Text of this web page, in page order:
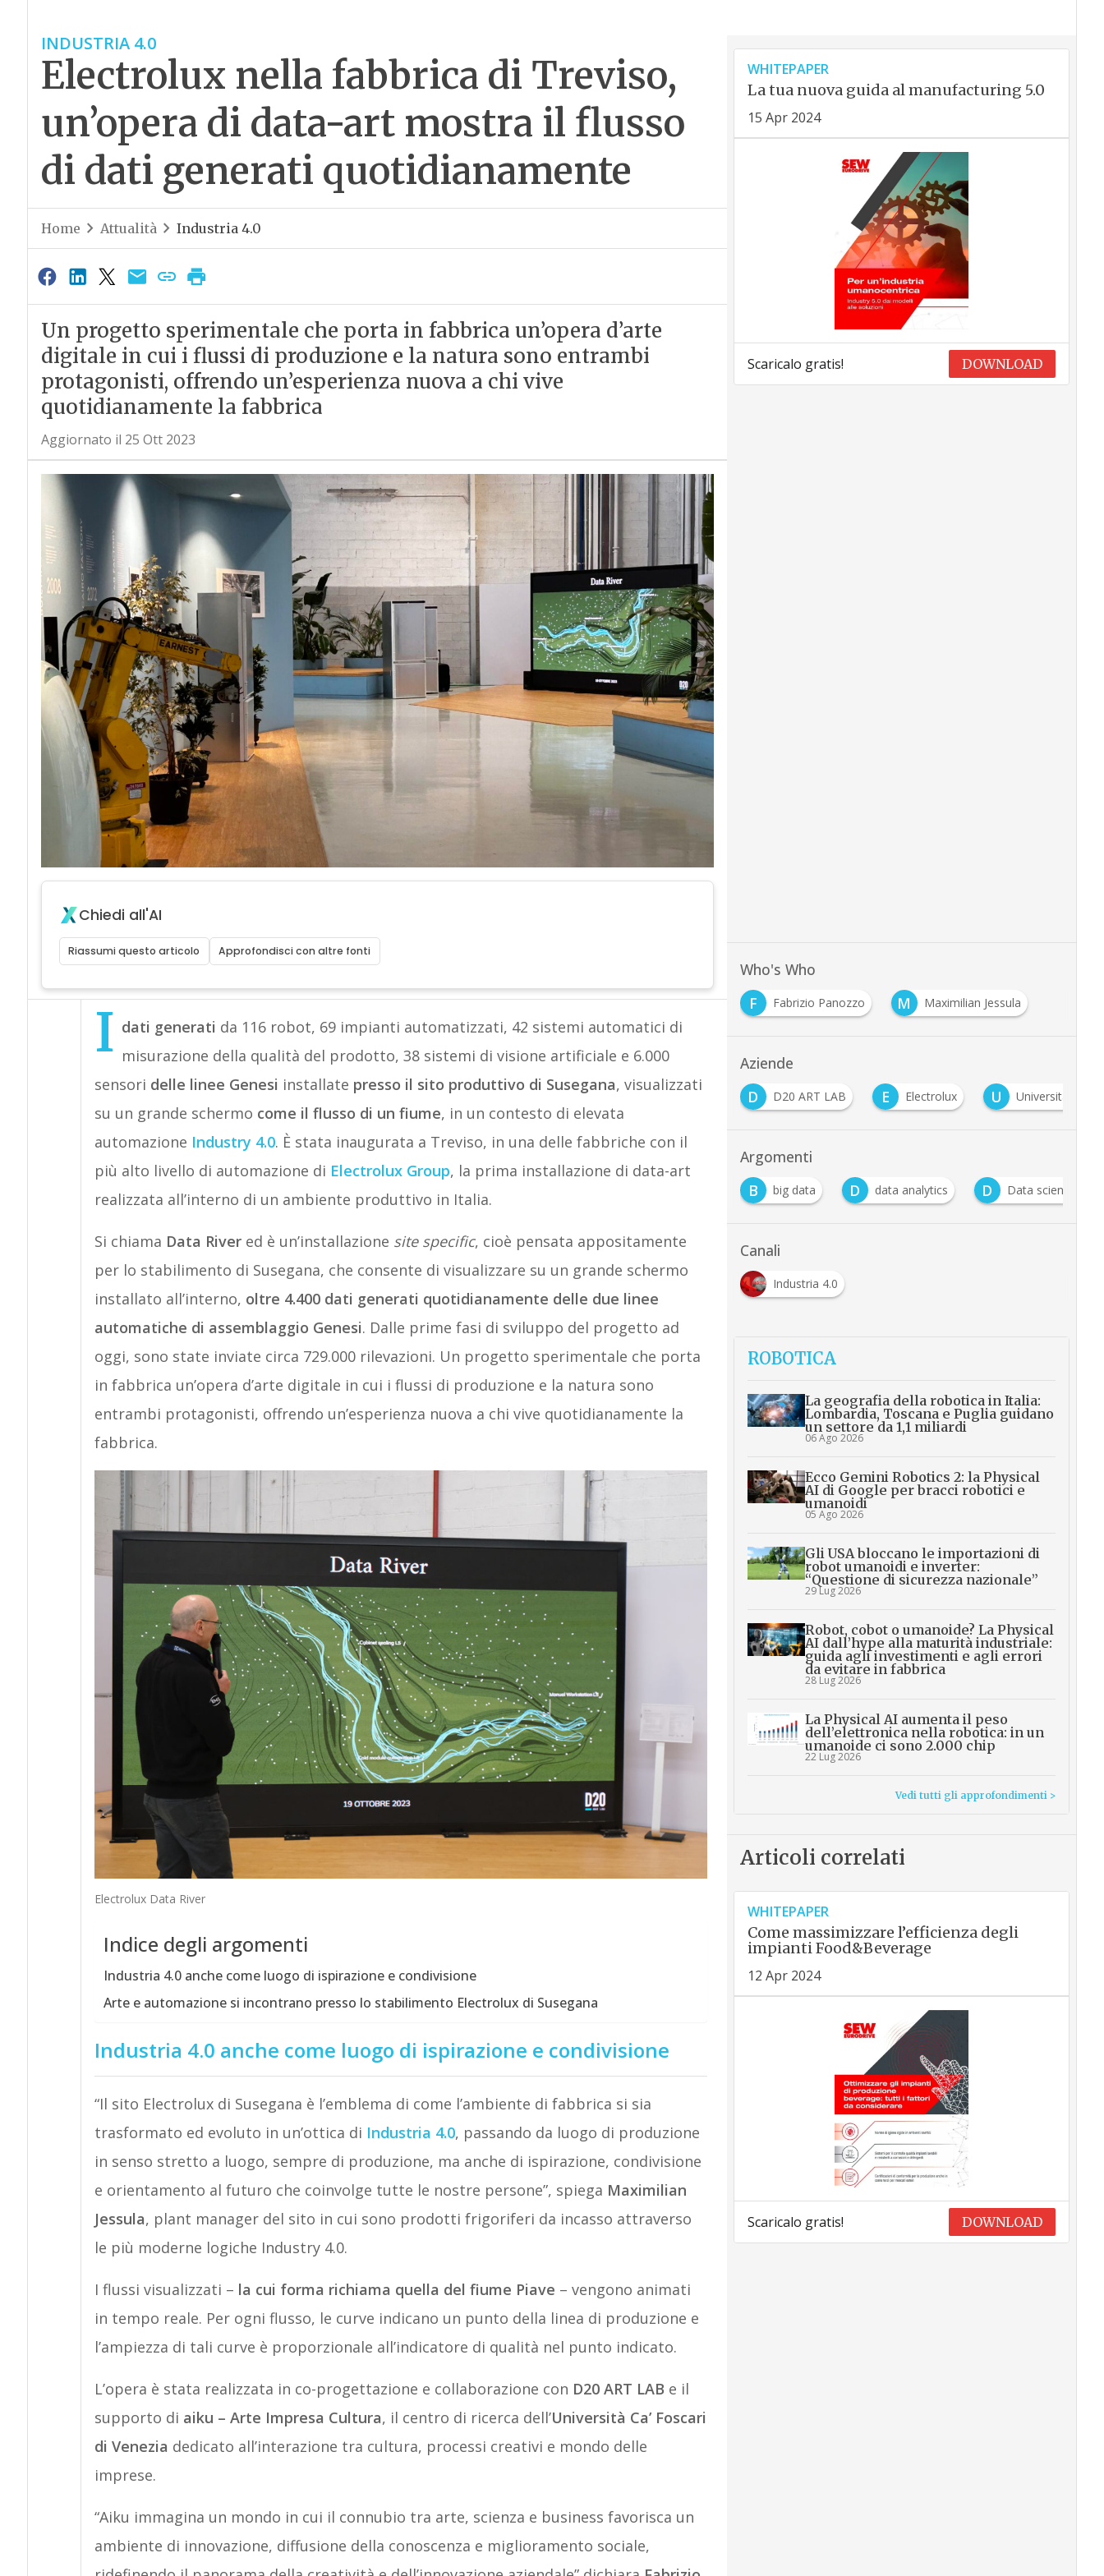
INDUSTRIA 4.0
Electrolux nella fabbrica di Treviso,
un’opera di data-art mostra il flusso
di dati generati quotidianamente
Home Attualità Industria 4.0
Un progetto sperimentale che porta in fabbrica un’opera d’arte
digitale in cui i flussi di produzione e la natura sono entrambi
protagonisti, offrendo un’esperienza nuova a chi vive
quotidianamente la fabbrica
Aggiornato il 25 Ott 2023
Chiedi all'AI
Riassumi questo articolo Approfondisci con altre fonti
I dati generati da 116 robot, 69 impianti automatizzati, 42 sistemi automatici di
misurazione della qualità del prodotto, 38 sistemi di visione artificiale e 6.000
sensori delle linee Genesi installate presso il sito produttivo di Susegana, visualizzati
su un grande schermo come il flusso di un fiume, in un contesto di elevata
automazione Industry 4.0. È stata inaugurata a Treviso, in una delle fabbriche con il
più alto livello di automazione di Electrolux Group, la prima installazione di data-art
realizzata all’interno di un ambiente produttivo in Italia.
Si chiama Data Rivered è un’installazione site specific, cioè pensata appositamente
per lo stabilimento di Susegana, che consente di visualizzare su un grande schermo
installato all’interno, oltre 4.400 dati generati quotidianamente delle due linee
automatiche di assemblaggio Genesi. Dalle prime fasi di sviluppo del progetto ad
oggi, sono state inviate circa 729.000 rilevazioni. Un progetto sperimentale che porta
in fabbrica un’opera d’arte digitale in cui i flussi di produzione e la natura sono
entrambi protagonisti, offrendo un’esperienza nuova a chi vive quotidianamente la
fabbrica.
Electrolux Data River
Indice degli argomenti
Industria 4.0 anche come luogo di ispirazione e condivisione
Arte e automazione si incontrano presso lo stabilimento Electrolux di Susegana
Industria 4.0 anche come luogo di ispirazione e condivisione
“Il sito Electrolux di Susegana è l’emblema di come l’ambiente di fabbrica si sia
trasformato ed evoluto in un’ottica di Industria 4.0, passando da luogo di produzione
in senso stretto a luogo, sempre di produzione, ma anche di ispirazione, condivisione
e orientamento al futuro che coinvolge tutte le nostre persone”, spiega Maximilian
Jessula, plant manager del sito in cui sono prodotti frigoriferi da incasso attraverso
le più moderne logiche Industry 4.0.
I flussi visualizzati – la cui forma richiama quella del fiume Piave – vengono animati
in tempo reale. Per ogni flusso, le curve indicano un punto della linea di produzione e
l’ampiezza di tali curve è proporzionale all’indicatore di qualità nel punto indicato.
L’opera è stata realizzata in co-progettazione e collaborazione con D20 ART LAB e il
supporto di aiku – Arte Impresa Cultura, il centro di ricerca dell’Università Ca’ Foscari
di Venezia dedicato all’interazione tra cultura, processi creativi e mondo delle
imprese.
“Aiku immagina un mondo in cui il connubio tra arte, scienza e business favorisca un
ambiente di innovazione, diffusione della conoscenza e miglioramento sociale,
WHITEPAPER
La tua nuova guida al manufacturing 5.0
15 Apr 2024
Scaricalo gratis! DOWNLOAD
Who's Who
F
Fabrizio Panozzo M Maximilian Jessula
Aziende
A
aiku - Arte Impresa Cultura D D20 ART LAB E Electrolux U Università Ca'
Argomenti
B big data D data analytics D Data science
Canali
Industria 4.0
ROBOTICA
La geografia della robotica in Italia:
Lombardia, Toscana e Puglia guidano
un settore da 1,1 miliardi
06 Ago 2026
Ecco Gemini Robotics 2: la Physical
AI di Google per bracci robotici e
umanoidi
05 Ago 2026
Gli USA bloccano le importazioni di
robot umanoidi e inverter:
“Questione di sicurezza nazionale”
29 Lug 2026
Robot, cobot o umanoide? La Physical
AI dall’hype alla maturità industriale:
guida agli investimenti e agli errori
da evitare in fabbrica
28 Lug 2026
La Physical AI aumenta il peso
dell’elettronica nella robotica: in un
umanoide ci sono 2.000 chip
22 Lug 2026
Vedi tutti gli approfondimenti >
Articoli correlati
WHITEPAPER
Come massimizzare l’efficienza degli
impianti Food&Beverage
12 Apr 2024
Scaricalo gratis! DOWNLOAD